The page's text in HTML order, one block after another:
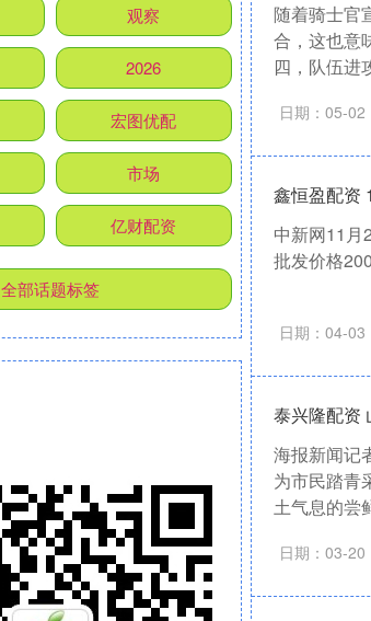
随着骑士官
合，这也意
四，队伍进
日期：05-02
鑫恒盈配资
中新网11月
批发价格
日期：04-03
泰兴隆配资
海报新闻记
为市民踏青
土气息的尝
日期：03-20
观察
2026
宏图优配
市场
亿财配资
全部话题标签